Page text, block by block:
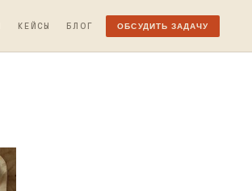
КЕЙСЫ БЛОГ ОБСУДИТЬ ЗАДАЧУ